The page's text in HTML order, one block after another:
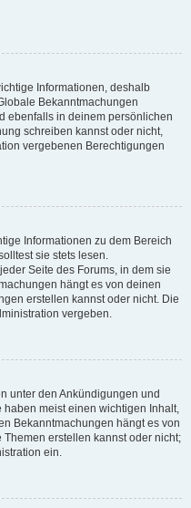
Informationen, deshalb
Bekanntmachungen
ebenfalls in deinem persönlichen
schreiben kannst oder nicht,
vergebenen Berechtigungen
Informationen zu dem Bereich
sie stets lesen.
Seite des Forums, in dem sie
hängt es von deinen
erstellen kannst oder nicht. Die
vergeben.
unter den Ankündigungen und
meist einen wichtigen Inhalt,
Bekanntmachungen hängt es von
erstellen kannst oder nicht;
ein.